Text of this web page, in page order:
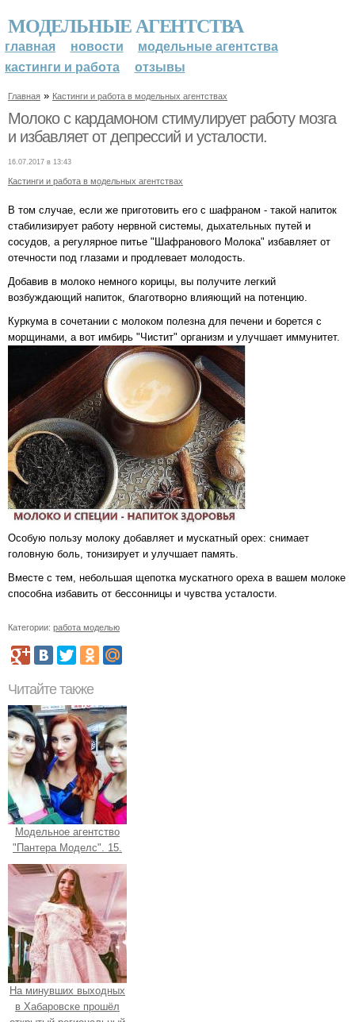
МОДЕЛЬНЫЕ АГЕНТСТВА
главная новости
модельные агентства
кастинги и работа
отзывы
Главная » Кастинги и работа в модельных агентствах
Молоко с кардамоном стимулирует работу мозга
и избавляет от депрессий и усталости.
16.07.2017 в 13:43
Кастинги и работа в модельных агентствах
В том случае, если же приготовить его с шафраном - такой напиток
стабилизирует работу нервной системы, дыхательных путей и
сосудов, а регулярное питье "Шафранового Молока" избавляет от
отечности под глазами и продлевает молодость.
Добавив в молоко немного корицы, вы получите легкий
возбуждающий напиток, благотворно влияющий на потенцию.
Куркума в сочетании с молоком полезна для печени и борется с
морщинами, а вот имбирь "Чистит" организм и улучшает иммунитет.
Особую пользу молоку добавляет и мускатный орех: снимает
головную боль, тонизирует и улучшает память.
Вместе с тем, небольшая щепотка мускатного ореха в вашем молоке
способна избавить от бессонницы и чувства усталости.
Категории: работа моделью
Читайте также
Модельное агентство
"Пантера Моделс". 15.
На минувших выходных
в Хабаровске прошёл